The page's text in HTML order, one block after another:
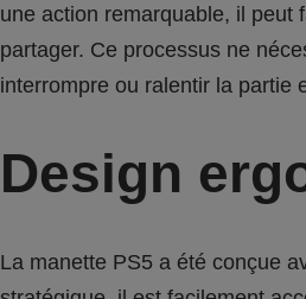
une action remarquable, il peut
partager. Ce processus ne
interrompre ou ralentir la partie
Design
La manette PS5 a été conçue